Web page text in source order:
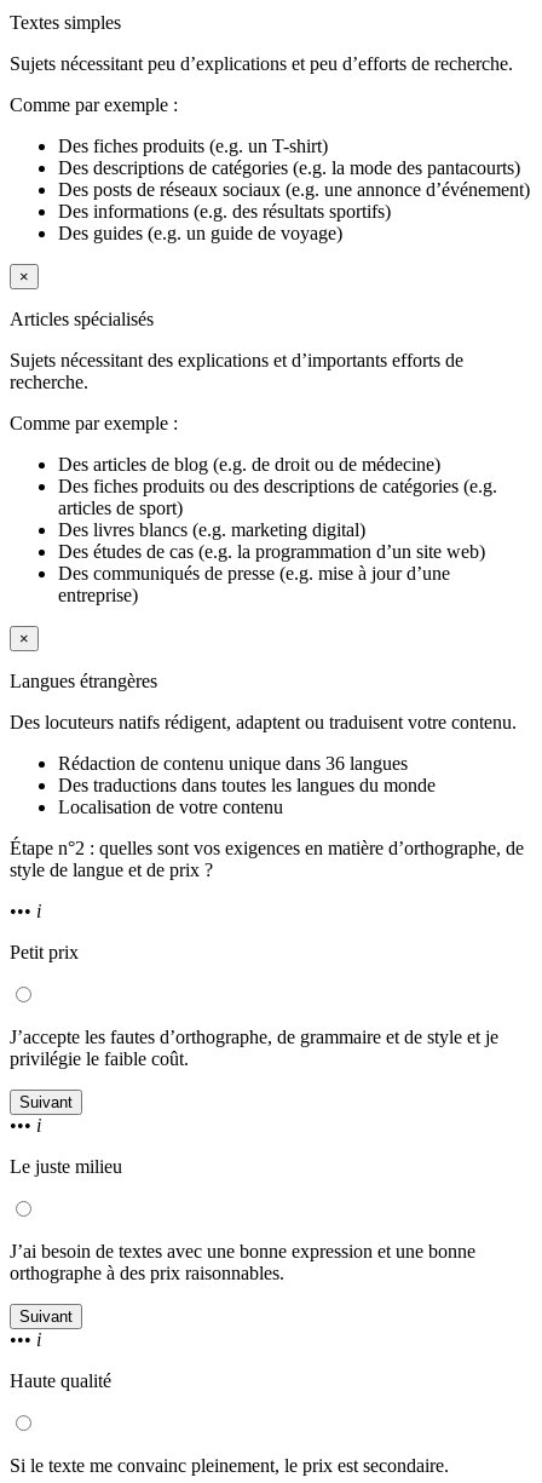
Textes simples
Sujets nécessitant peu d’explications et peu d’efforts de recherche.
Comme par exemple :
Des fiches produits (e.g. un T-shirt)
Des descriptions de catégories (e.g. la mode des pantacourts)
Des posts de réseaux sociaux (e.g. une annonce d’événement)
Des informations (e.g. des résultats sportifs)
Des guides (e.g. un guide de voyage)
×
Articles spécialisés
Sujets nécessitant des explications et d’importants efforts de
recherche.
Comme par exemple :
Des articles de blog (e.g. de droit ou de médecine)
Des fiches produits ou des descriptions de catégories (e.g.
articles de sport)
Des livres blancs (e.g. marketing digital)
Des études de cas (e.g. la programmation d’un site web)
Des communiqués de presse (e.g. mise à jour d’une
entreprise)
×
Langues étrangères
Des locuteurs natifs rédigent, adaptent ou traduisent votre contenu.
Rédaction de contenu unique dans 36 langues
Des traductions dans toutes les langues du monde
Localisation de votre contenu
Étape n°2 : quelles sont vos exigences en matière d’orthographe, de
style de langue et de prix ?
••• i
Petit prix
J’accepte les fautes d’orthographe, de grammaire et de style et je
privilégie le faible coût.
Suivant
••• i
Le juste milieu
J’ai besoin de textes avec une bonne expression et une bonne
orthographe à des prix raisonnables.
Suivant
••• i
Haute qualité
Si le texte me convainc pleinement, le prix est secondaire.